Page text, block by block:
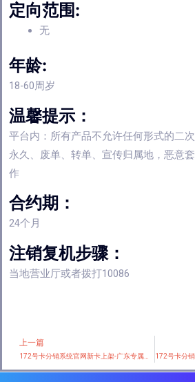
定向范围:
无
年龄:
18-60周岁
温馨提示：
平台内：所有产品不允许任何形式的二
永久、废单、转单、宣传归属地，恶意
作
合约期：
24个月
注销复机步骤：
当地营业厅或者拨打10086
Prev
上一篇